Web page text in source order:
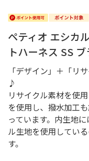
ペティオ エシカ
トハーネス SS
「デザイン」＋「リ
♪
リサイクル素材を使
を使用し、撥水加工
っています。内生地
ル生地を使用してい
す。